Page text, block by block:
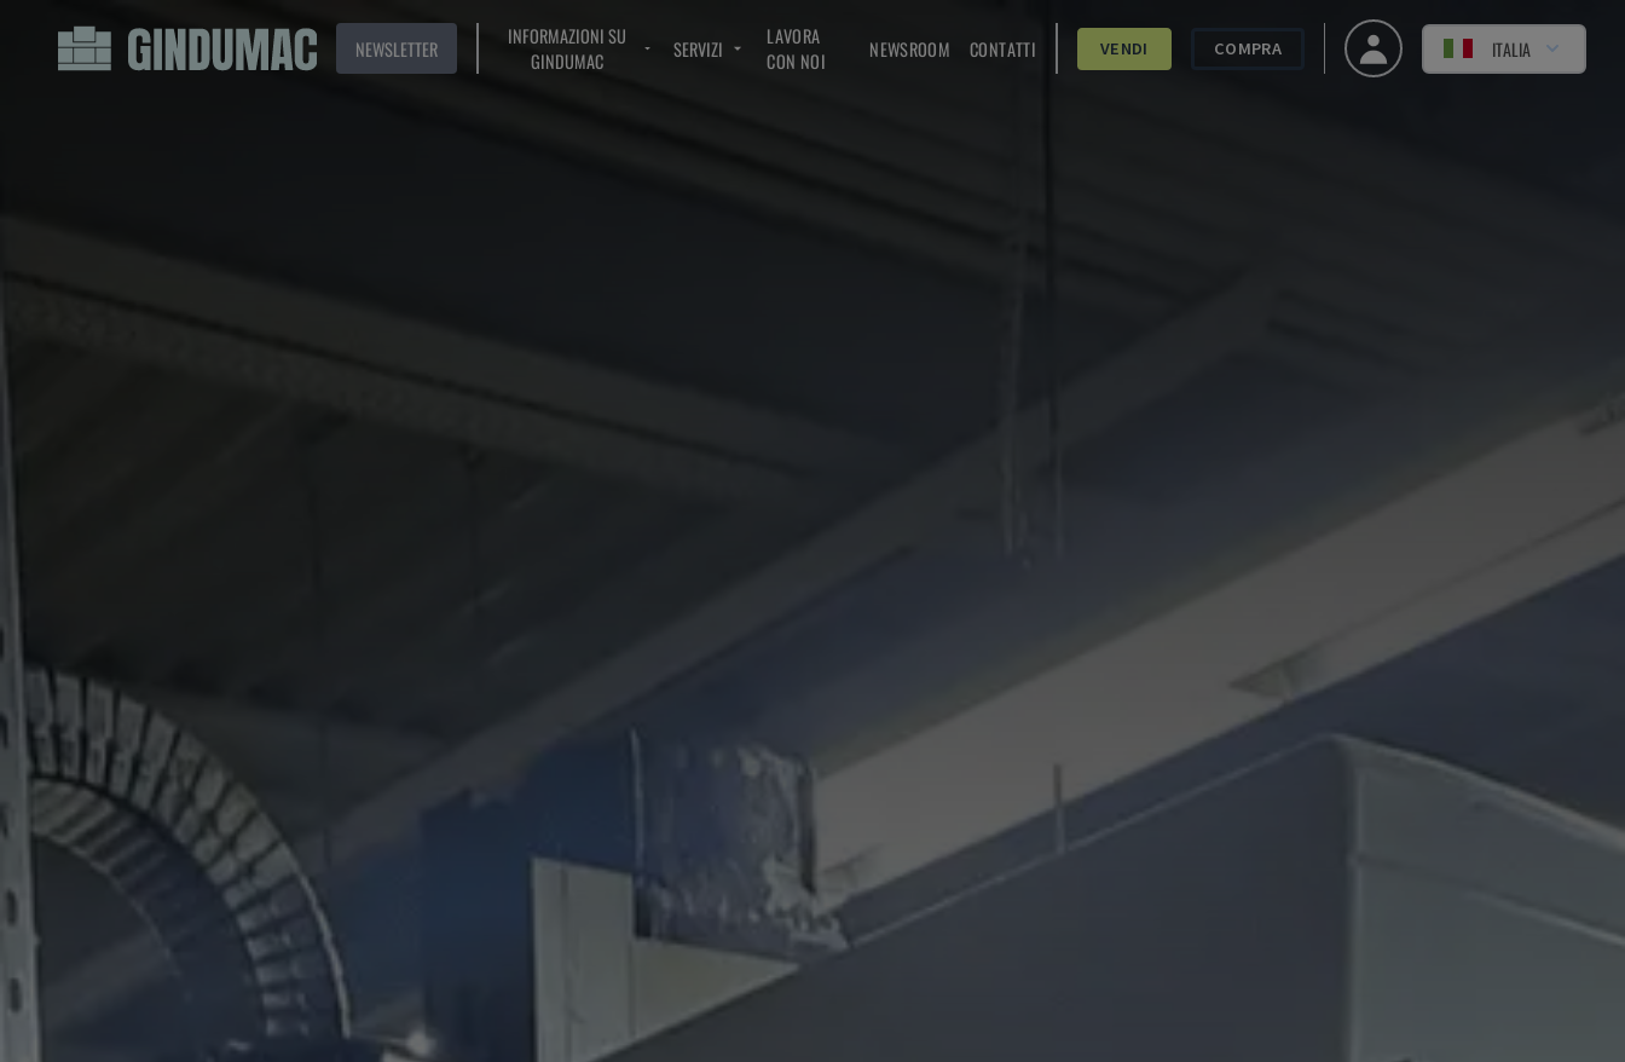
NEWSLETTER
INFORMAZIONI SU
GINDUMAC
SERVIZI
LAVORA
CON NOI
NEWSROOM CONTATTI VENDI COMPRA ITALIA